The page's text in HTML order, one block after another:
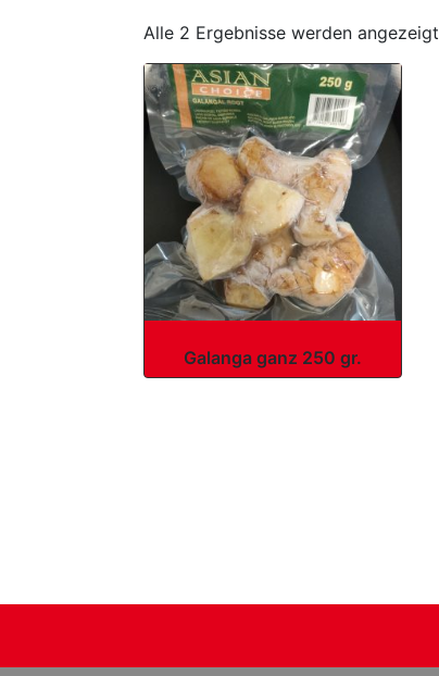
Alle 2 Ergebnisse werden angezeigt
Galanga ganz 250 gr.